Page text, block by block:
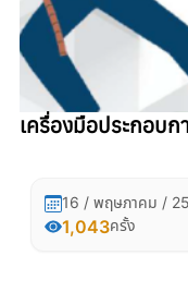
เครื่องมือประกอบ
16 / พฤษภาคม /
1,043ครั้ง